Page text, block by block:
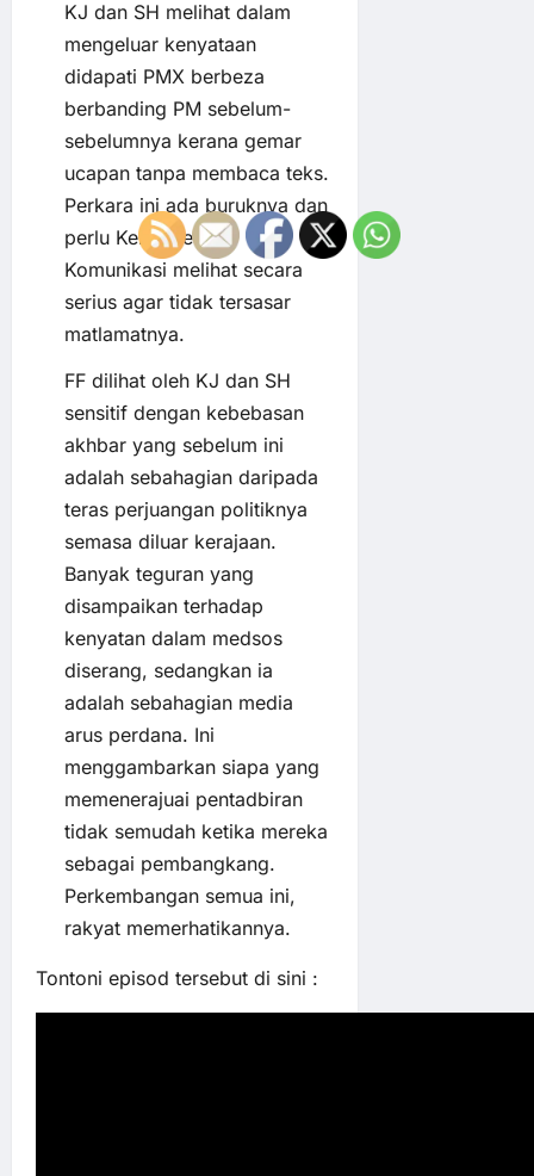
KJ dan SH melihat dalam
mengeluar kenyataan
didapati PMX berbeza
berbanding PM sebelum-
sebelumnya kerana gemar
ucapan tanpa membaca teks.
Perkara ini ada buruknya dan
perlu Kementerian
Komunikasi melihat secara
serius agar tidak tersasar
matlamatnya.
FF dilihat oleh KJ dan SH
sensitif dengan kebebasan
akhbar yang sebelum ini
adalah sebahagian daripada
teras perjuangan politiknya
semasa diluar kerajaan.
Banyak teguran yang
disampaikan terhadap
kenyatan dalam medsos
diserang, sedangkan ia
adalah sebahagian media
arus perdana. Ini
menggambarkan siapa yang
memenerajuai pentadbiran
tidak semudah ketika mereka
sebagai pembangkang.
Perkembangan semua ini,
rakyat memerhatikannya.
Tontoni episod tersebut di sini :